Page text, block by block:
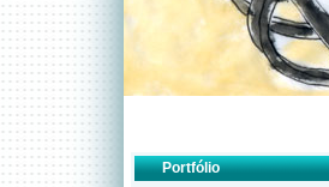
Portfólio